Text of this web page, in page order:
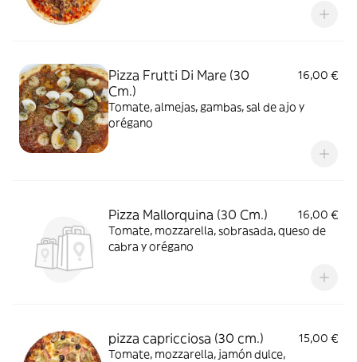
Pizza Frutti Di Mare (30
Cm.)
16,00 €
Tomate, almejas, gambas, sal de ajo y
orégano
Pizza Mallorquina (30 Cm.)
16,00 €
Tomate, mozzarella, sobrasada, queso de
cabra y orégano
pizza capricciosa (30 cm.)
15,00 €
Tomate, mozzarella, jamón dulce,